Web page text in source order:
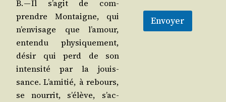
B. — Il s’a­git de com­
prendre Mon­taigne, qui
n’en­vi­sage que l’a­mour,
enten­du phy­si­que­ment,
désir qui perd de son
inten­si­té par la jouis­
sance. L’a­mi­tié, à rebours,
se nour­rit, s’é­lève, s’ac­
Envoyer